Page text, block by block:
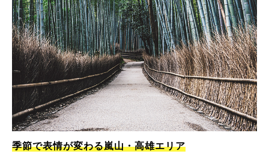
季節で表情が変わる嵐山・高雄エリア